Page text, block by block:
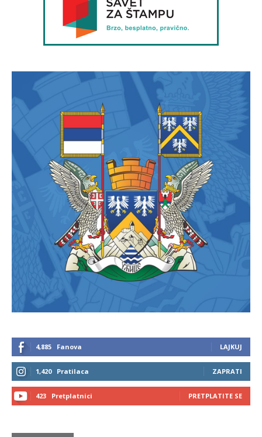
4,885 Fanova LAJKUJ
1,420 Pratilaca ZAPRATI
423 Pretplatnici PRETPLATITE SE